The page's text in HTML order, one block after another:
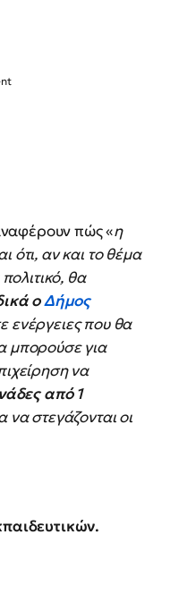
πώς «η
ότι, αν και το θέμα
θα
οΔήμος
που θα
μπορούσε για
να
από 1
να στεγάζονται οι